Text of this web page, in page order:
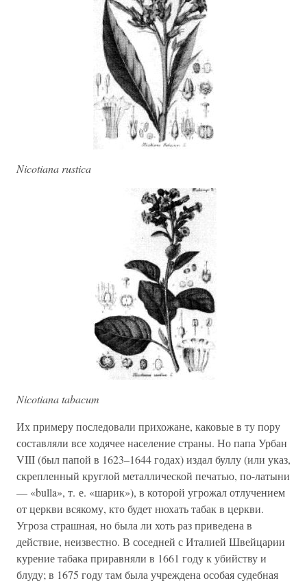
Nicotiana rustica
Nicotiana tabacum
Их примеру последовали прихожане, каковые в ту пору
составляли все ходячее население страны. Но папа Урбан
VIII (был папой в 1623–1644 годах) издал буллу (или указ,
скрепленный круглой металлической печатью, по-латыни
— «bulla», т. е. «шарик»), в которой угрожал отлучением
от церкви всякому, кто будет нюхать табак в церкви.
Угроза страшная, но была ли хоть раз приведена в
действие, неизвестно. В соседней с Италией Швейцарии
курение табака приравняли в 1661 году к убийству и
блуду; в 1675 году там была учреждена особая судебная